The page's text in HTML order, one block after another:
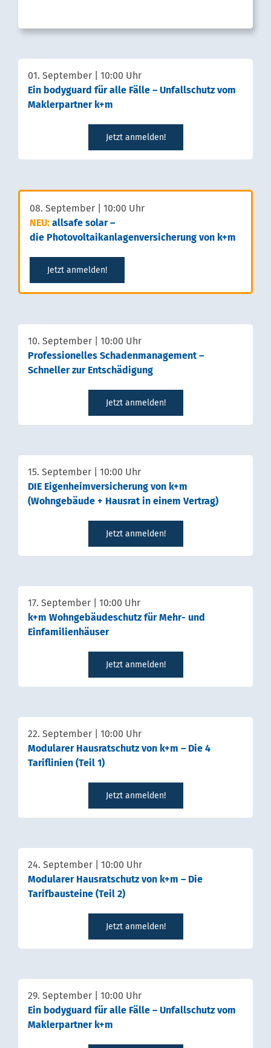
01. September | 10:00 Uhr
Ein bodyguard für alle Fälle – Unfallschutz vom
Maklerpartner k+m
Jetzt anmelden!
08. September | 10:00 Uhr
NEU:allsafe solar –
die Photovoltaikanlagenversicherung von k+m
Jetzt anmelden!
10. September | 10:00 Uhr
Professionelles Schadenmanagement –
Schneller zur Entschädigung
Jetzt anmelden!
15. September | 10:00 Uhr
DIE Eigenheimversicherung von k+m
(Wohngebäude + Hausrat in einem Vertrag)
Jetzt anmelden!
17. September | 10:00 Uhr
k+m Wohngebäudeschutz für Mehr- und
Einfamilienhäuser
Jetzt anmelden!
22. September | 10:00 Uhr
Modularer Hausratschutz von k+m – Die 4
Tariflinien (Teil 1)
Jetzt anmelden!
24. September | 10:00 Uhr
Modularer Hausratschutz von k+m – Die
Tarifbausteine (Teil 2)
Jetzt anmelden!
29. September | 10:00 Uhr
Ein bodyguard für alle Fälle – Unfallschutz vom
Maklerpartner k+m